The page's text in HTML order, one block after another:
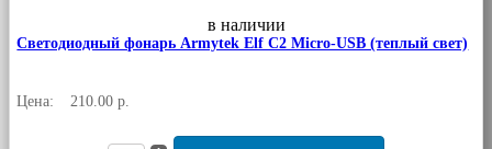
в наличии
Светодиодный фонарь Armytek Elf C2 Micro-USB (теплый свет)
Цена: 210.00 р.